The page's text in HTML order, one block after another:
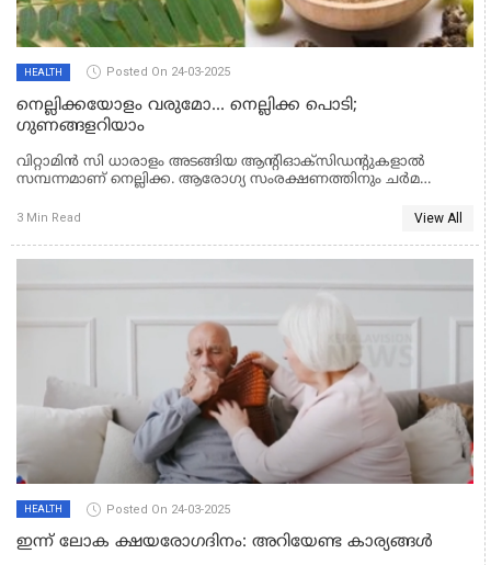
HEALTH Posted On 24-03-2025
നെല്ലിക്കയോളം വരുമോ... നെല്ലിക്ക പൊടി;
ഗുണങ്ങളറിയാം
വിറ്റാമിന്‍ സി ധാരാളം അടങ്ങിയ ആന്റിഓക്സിഡന്റുകളാല്‍
സമ്പന്നമാണ് നെല്ലിക്ക. ആരോഗ്യ സംരക്ഷണത്തിനും ചര്‍മ
എങ്ങനെ കഴിക്കും, എങ്ങനെയെല്ലാം കഴിക്കാം എന്നതിനെ കുറിച്ച്
3 Min Read View All
HEALTH Posted On 24-03-2025
ഇന്ന് ലോക ക്ഷയരോഗദിനം: അറിയേണ്ട കാര്യങ്ങൾ